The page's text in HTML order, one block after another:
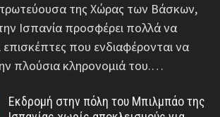
πρωτεύουσα της Χώρας των Βάσκων,
Ισπανία προσφέρει πολλά να
που ενδιαφέρονται να
πλούσια κληρονομιά του.…
Εκδρομή στην πόλη του Μπιλμπάο της